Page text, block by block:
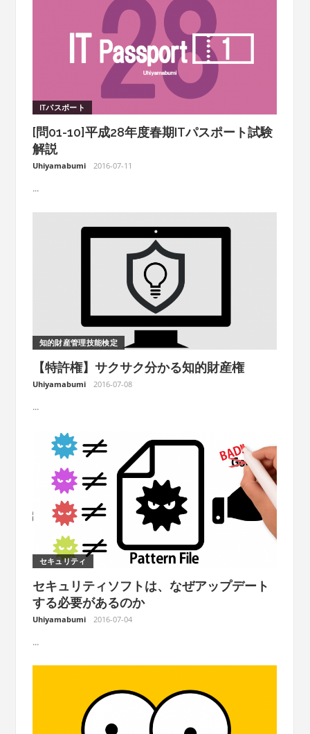
ITパスポート
[問01-10]平成28年度春期ITパスポート試験
解説
Uhiyamabumi 2016-07-11
...
知的財産管理技能検定
【特許権】サクサク分かる知的財産権
Uhiyamabumi 2016-07-08
...
セキュリティ
セキュリティソフトは、なぜアップデート
する必要があるのか
Uhiyamabumi 2016-07-04
...